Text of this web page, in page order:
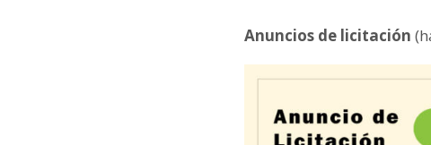
Anuncios de licitación